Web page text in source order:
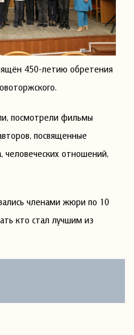
450-летию обретения
посмотрели фильмы
посвященные
отношений,
членами жюри по 10
кто стал лучшим из